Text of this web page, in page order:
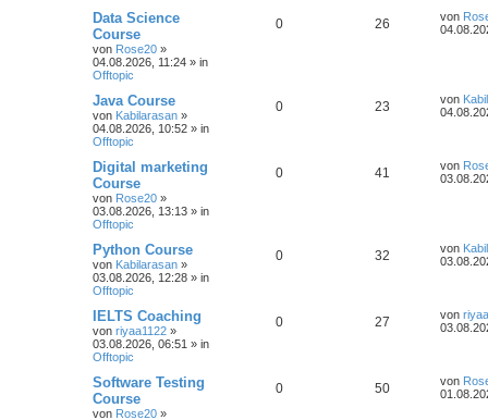
Data Science
Course
von Rose20 »
04.08.2026, 11:24 » in
Offtopic
0 26 von
Java Course
von Kabilarasan »
04.08.2026, 10:52 » in
Offtopic
0 23 von
Digital marketing
Course
von Rose20 »
03.08.2026, 13:13 » in
Offtopic
0 41 von
Python Course
von Kabilarasan »
03.08.2026, 12:28 » in
Offtopic
0 32 von
IELTS Coaching
von riyaa1122 »
03.08.2026, 06:51 » in
Offtopic
0 27 von
Software Testing
Course
von Rose20 »
0 50 von